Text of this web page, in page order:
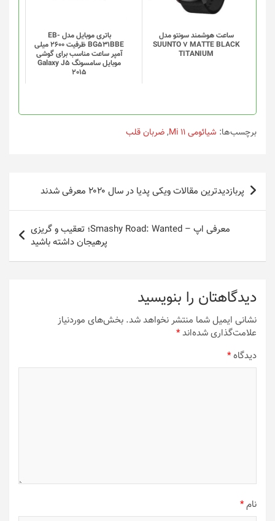
ساعت هوشمند سونتو مدل
SUUNTO 7 MATTE BLACK
TITANIUM
باتری موبایل مدل EB-
BG531BBE ظرفیت 2600 میلی
آمپر ساعت مناسب برای گوشی
موبایل سامسونگ Galaxy J5
2015
برچسب‌ها: شیائومی Mi 11 ,ضربان قلب
راهبری
نوشته
پربازدیدترین مقالات ویکی پدیا در سال ۲۰۲۰ معرفی شدند
معرفی اپ – Smashy Road: Wanted؛ تعقیب و گریزی
پرهیجان داشته باشید
دیدگاهتان را بنویسید
نشانی ایمیل شما منتشر نخواهد شد. بخش‌های موردنیاز
علامت‌گذاری شده‌اند*
دیدگاه*
نام*